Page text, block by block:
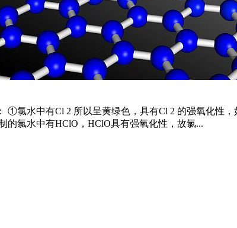
①氯水中有Cl 2 所以呈黄绿色，具有Cl 2 的强氧化性
的氯水中有HClO，HClO具有强氧化性，故氯...